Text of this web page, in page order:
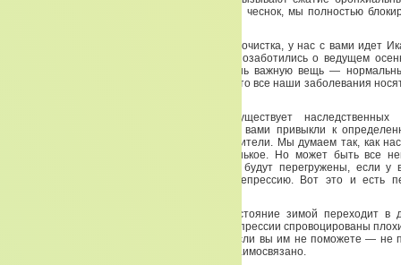
мелких, периферических сосудов. Применяя чеснок, мы полностью
Вот осенняя программа. У нас с вами идет очистка, у нас с вами идет
Прополис. Таким образом, мы полностью позаботились о ведущем
получили в результате? Мы получили очень важную вещь —
печали. Она не будет зашкаливать, потому что все наши заболевания
Восточные медики говорят, что не существует наследственных
наследственные мысли. Потому, что мы с вами привыкли к
думаем так, как нас учили думать наши родители. Мы думаем так, как
бабушки. Вот это черное, а вот это синенькое. Но может быть все
Поэтому, когда легкие перегружены, а они будут перегружены, если у
запоры, ваша печаль может перейти в депрессию. Вот это и есть
Нормальное физиологическое грустное состояние зимой переходит в
депрессии — массовое явление. Осенние депрессии спровоцированы
легких. Легкие не могут работать хорошо, если вы им не поможете — не
свой толстый кишечник. Как видите — всё взаимосвязано.